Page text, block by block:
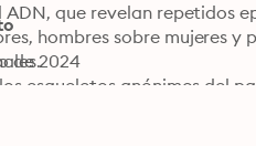
que revelan repetidos
hombres sobre mujeres
esqueletos anónimos del
y desigualdad. Y
en el pasado,
de 2024